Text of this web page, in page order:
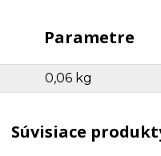
Parametre
0,06 kg
Súvisiace